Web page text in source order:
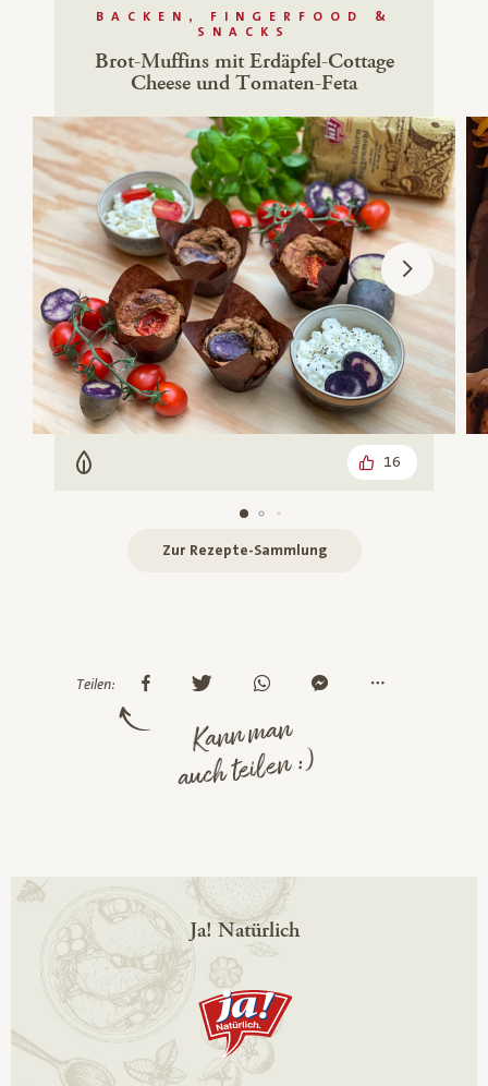
BACKEN, FINGERFOOD &
SNACKS
Brot-Muffins mit Erdäpfel-Cottage
Cheese und Tomaten-Feta
Vegetarisch 16
Zur Rezepte-Sammlung
Teilen:
Kann man
auch teilen :)
Ja! Natürlich